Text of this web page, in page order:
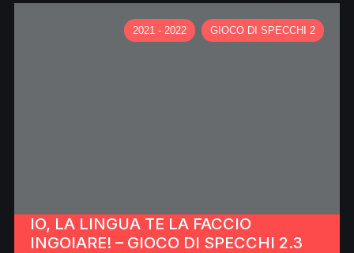
2021 - 2022 GIOCO DI SPECCHI 2
IO, LA LINGUA TE LA FACCIO
INGOIARE! – GIOCO DI SPECCHI 2.3